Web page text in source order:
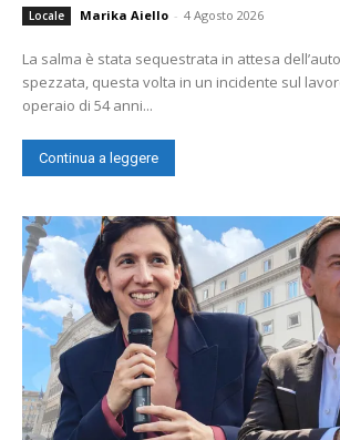
Locale Marika Aiello - 4 Agosto 2026
La salma è stata sequestrata in attesa
spezzata, questa volta in un incidente sul
operaio di 54 anni...
Continua a leggere